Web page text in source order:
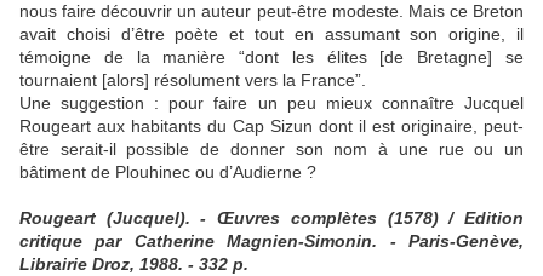
nous faire découvrir un auteur peut-être modeste. Mais ce Breton
avait choisi d’être poète et tout en assumant son origine, il
témoigne de la manière “dont les élites [de Bretagne] se
tournaient [alors] résolument vers la France”.
Une suggestion : pour faire un peu mieux connaître Jucquel
Rougeart aux habitants du Cap Sizun dont il est originaire, peut-
être serait-il possible de donner son nom à une rue ou un
bâtiment de Plouhinec ou d’Audierne ?
Rougeart (Jucquel). - Œuvres complètes (1578) / Edition
critique par Catherine Magnien-Simonin. - Paris-Genève,
Librairie Droz, 1988. - 332 p.